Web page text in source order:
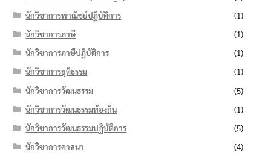
นักวิชาการพาณิชย์ปฏิบัติการ
(1)
นักวิชาการภาษี
(1)
นักวิชาการภาษีปฏิบัติการ
(1)
นักวิชาการยุติธรรม
(1)
นักวิชาการวัฒนธรรม
(5)
นักวิชาการวัฒนธรรมท้องถิ่น
(1)
นักวิชาการวัฒนธรรมปฏิบัติการ
(5)
นักวิชาการศาสนา
(4)